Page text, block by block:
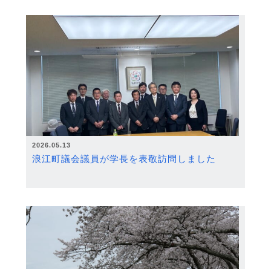
2026.05.13
浪江町議会議員が学長を表敬訪問しました